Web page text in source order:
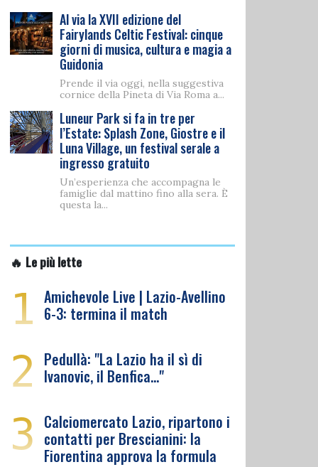
Al via la XVII edizione del
Fairylands Celtic Festival: cinque
giorni di musica, cultura e magia a
Guidonia
Prende il via oggi, nella suggestiva
cornice della Pineta di Via Roma a...
Luneur Park si fa in tre per
l’Estate: Splash Zone, Giostre e il
Luna Village, un festival serale a
ingresso gratuito
Un’esperienza che accompagna le
famiglie dal mattino fino alla sera. È
questa la...
🔥 Le più lette
1 Amichevole Live | Lazio-Avellino
6-3: termina il match
2 Pedullà: "La Lazio ha il sì di
Ivanovic, il Benfica…"
3 Calciomercato Lazio, ripartono i
contatti per Brescianini: la
Fiorentina approva la formula